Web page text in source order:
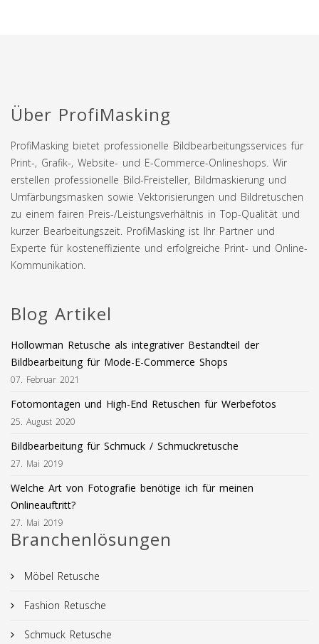
Über ProfiMasking
ProfiMasking bietet professionelle Bildbearbeitungsservices für
Print-, Grafik-, Website- und E-Commerce-Onlineshops. Wir
erstellen professionelle Bild-Freisteller, Bildmaskierung und
Umfärbungsmasken sowie Vektorisierungen und Bildretuschen
zu einem fairen Preis-/Leistungsverhältnis in Top-Qualität und
kurzer Bearbeitungszeit. ProfiMasking ist Ihr Partner und
Experte für kosteneffiziente und erfolgreiche Print- und Online-
Kommunikation.
Blog Artikel
Hollowman Retusche als integrativer Bestandteil der
Bildbearbeitung für Mode-E-Commerce Shops
07. Februar 2021
Fotomontagen und High-End Retuschen für Werbefotos
25. August 2020
Bildbearbeitung für Schmuck / Schmuckretusche
27. Mai 2019
Welche Art von Fotografie benötige ich für meinen
Onlineauftritt?
27. Mai 2019
Branchenlösungen
Möbel Retusche
Fashion Retusche
Schmuck Retusche